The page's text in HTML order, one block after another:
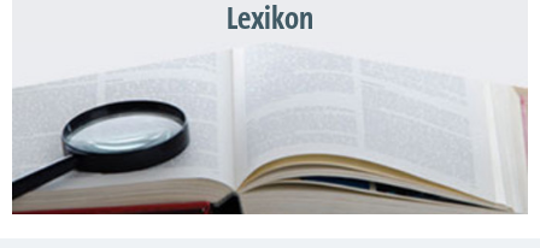
Lexikon